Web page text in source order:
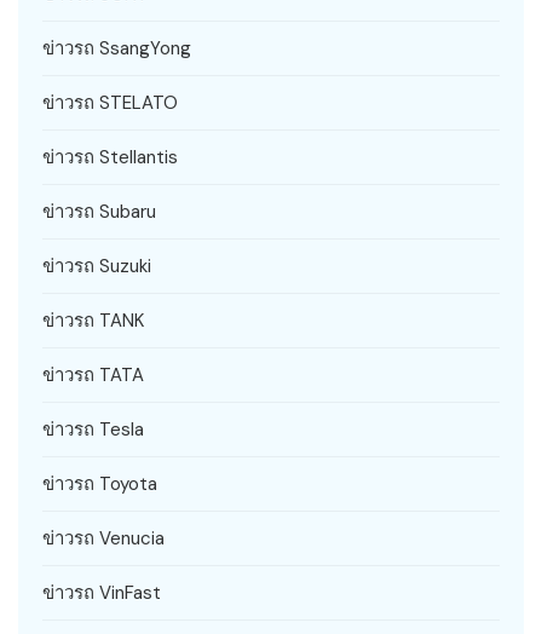
ข่าวรถ SsangYong
ข่าวรถ STELATO
ข่าวรถ Stellantis
ข่าวรถ Subaru
ข่าวรถ Suzuki
ข่าวรถ TANK
ข่าวรถ TATA
ข่าวรถ Tesla
ข่าวรถ Toyota
ข่าวรถ Venucia
ข่าวรถ VinFast